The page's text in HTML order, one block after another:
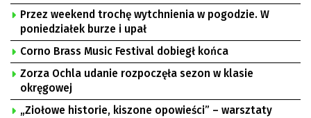
Przez weekend trochę wytchnienia w pogodzie. W
poniedziałek burze i upał
Corno Brass Music Festival dobiegł końca
Zorza Ochla udanie rozpoczęła sezon w klasie
okręgowej
„Ziołowe historie, kiszone opowieści” – warsztaty